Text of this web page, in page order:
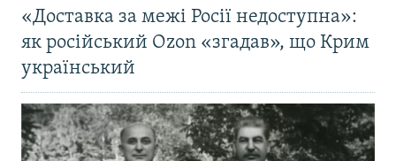
«Доставка за межі Росії недоступна»:
як російський Ozon «згадав», що Крим
український